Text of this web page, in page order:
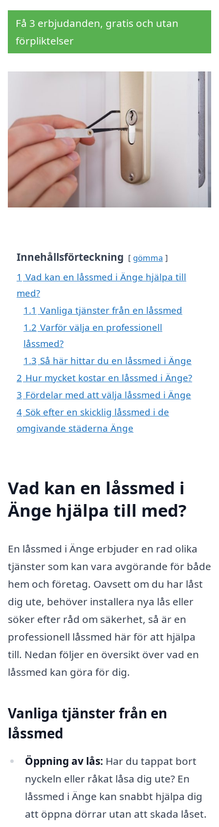
Få 3 erbjudanden, gratis och utan
förpliktelser
Innehållsförteckning gömma
1 Vad kan en låssmed i Änge hjälpa till
med?
1.1 Vanliga tjänster från en låssmed
1.2 Varför välja en professionell
låssmed?
1.3 Så här hittar du en låssmed i Änge
2 Hur mycket kostar en låssmed i Änge?
3 Fördelar med att välja låssmed i Änge
4 Sök efter en skicklig låssmed i de
omgivande städerna Änge
Vad kan en låssmed i
Änge hjälpa till med?
En låssmed i Änge erbjuder en rad olika
tjänster som kan vara avgörande för både
hem och företag. Oavsett om du har låst
dig ute, behöver installera nya lås eller
söker efter råd om säkerhet, så är en
professionell låssmed här för att hjälpa
till. Nedan följer en översikt över vad en
låssmed kan göra för dig.
Vanliga tjänster från en
låssmed
Öppning av lås: Har du tappat bort
nyckeln eller råkat låsa dig ute? En
låssmed i Änge kan snabbt hjälpa dig
att öppna dörrar utan att skada låset.